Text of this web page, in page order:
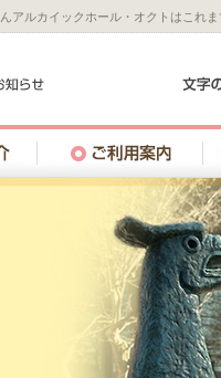
ルカイックホール・オクトはこれま